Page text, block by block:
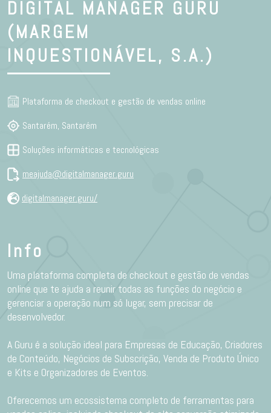
DIGITAL MANAGER GURU
(MARGEM
INQUESTIONÁVEL, S.A.)
Plataforma de checkout e gestão de vendas online
Santarém, Santarém
Soluções informáticas e tecnológicas
meajuda@digitalmanager.guru
digitalmanager.guru/
Info
Uma plataforma completa de checkout e gestão de vendas
online que te ajuda a reunir todas as funções do negócio e
gerenciar a operação num só lugar, sem precisar de
desenvolvedor.
A Guru é a solução ideal para Empresas de Educação, Criadores
de Conteúdo, Negócios de Subscrição, Venda de Produto Único
e Kits e Organizadores de Eventos.
Oferecemos um ecossistema completo de ferramentas para